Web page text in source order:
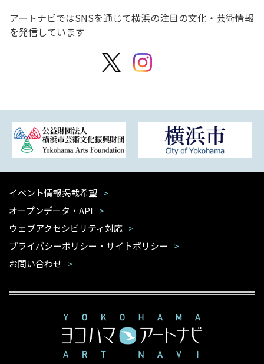
アートナビではSNSを通じて横浜の注目の文化・芸術情報
を発信しています
イベント情報掲載希望
オープンデータ・API
ウェブアクセシビリティ対応
プライバシーポリシー・サイトポリシー
お問い合わせ